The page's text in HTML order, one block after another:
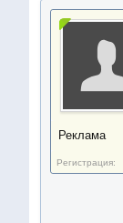
Реклама
Регистрация: